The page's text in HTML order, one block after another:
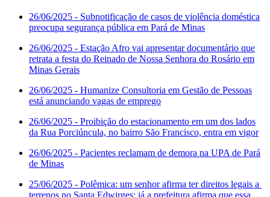
26/06/2025 - Subnotificação de casos de violência doméstica
preocupa segurança pública em Pará de Minas
26/06/2025 - Estação Afro vai apresentar documentário que
retrata a festa do Reinado de Nossa Senhora do Rosário em
Minas Gerais
26/06/2025 - Humanize Consultoria em Gestão de Pessoas
está anunciando vagas de emprego
26/06/2025 - Proibição do estacionamento em um dos lados
da Rua Porciúncula, no bairro São Francisco, entra em vigor
26/06/2025 - Pacientes reclamam de demora na UPA de Pará
de Minas
25/06/2025 - Polêmica: um senhor afirma ter direitos legais a